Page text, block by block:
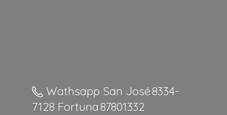
Wathsapp San José 8334-
7128 Fortuna 87801332